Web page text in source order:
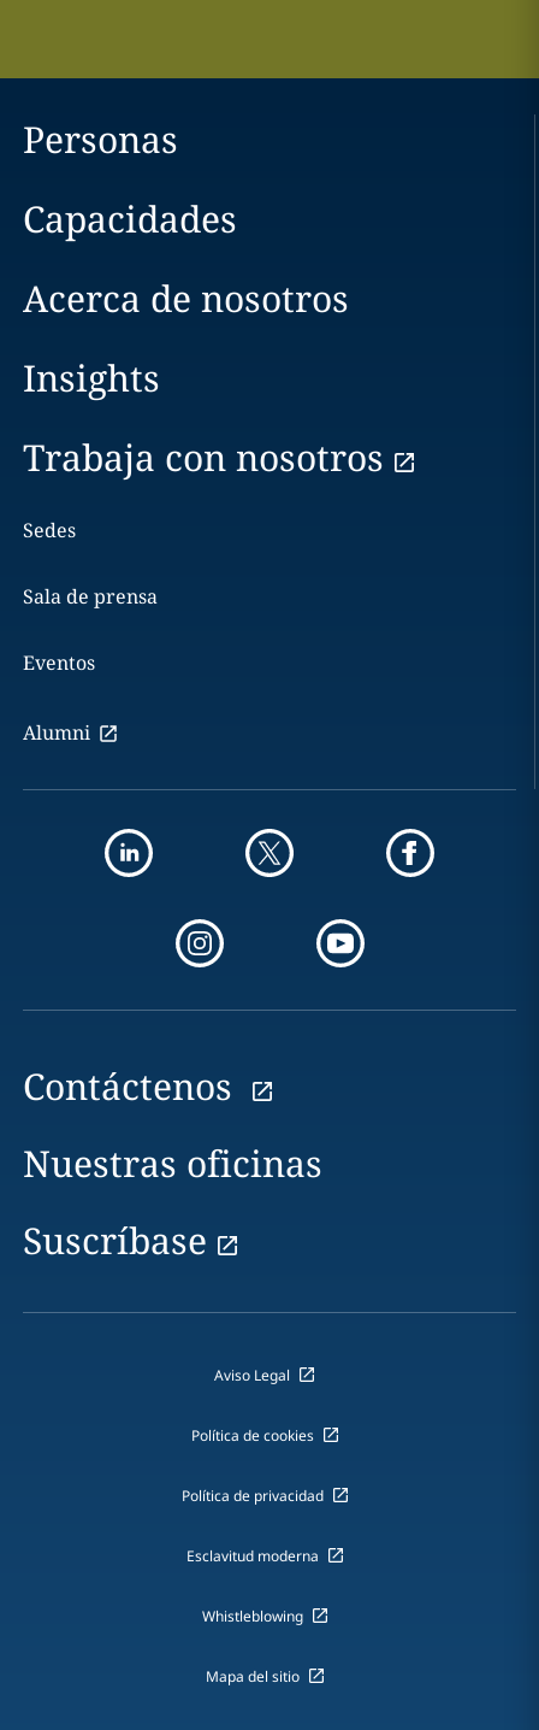
Personas
Capacidades
Acerca de nosotros
Insights
Trabaja con nosotros
Sedes
Sala de prensa
Eventos
Alumni
Contáctenos
Nuestras oficinas
Suscríbase
Aviso Legal
Política de cookies
Política de privacidad
Esclavitud moderna
Whistleblowing
Mapa del sitio